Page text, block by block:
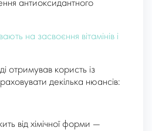
антиоксидантного
на засвоєння вітамінів і
отримував користь із
декілька нюансів:
від хімічної форми —